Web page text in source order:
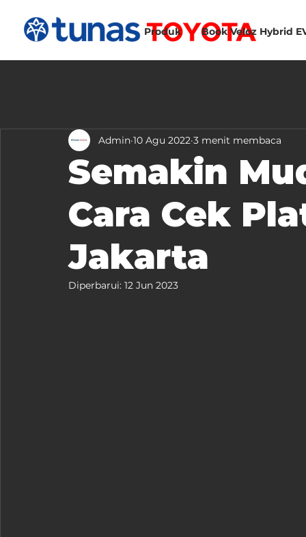
Produk Book Veloz Hybrid
Semakin
Cara Cek
Jakarta
Admin 10 Agu 2022 3 menit membaca
Diperbarui: 12 Jun 2023